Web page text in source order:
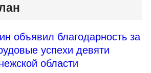
объявил благодарность за
успехи девяти
области